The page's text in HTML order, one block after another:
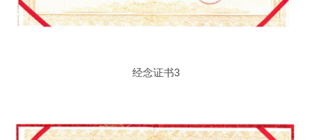
经念证书3